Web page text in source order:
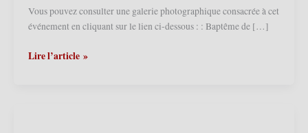
Vous pouvez consulter une galerie photographique consacrée à cet
événement en cliquant sur le lien ci-dessous : : Baptême de […]
Phalempin
Lire l’article »